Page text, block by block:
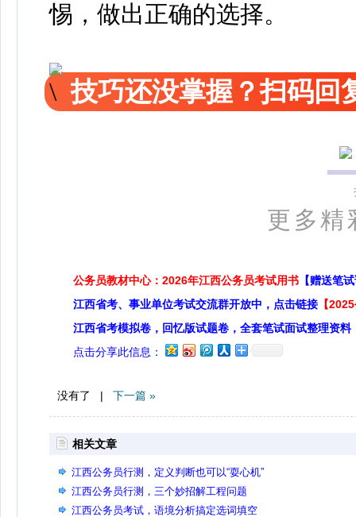
惕，做出正确的选择。
技巧还没掌握？扫码回
更多精
公务员教材中心：2026年江西公务员考试用书 【赠送笔
江西省考、事业单位考试交流群开放中，点击链接 【
江西省考模拟卷，回忆版试题卷，全套笔试面试整理资料
点击分享此信息：
没有了 | 下一篇 »
相关文章
江西公务员行测，定义判断也可以“耍心机”
江西公务员行测，三个妙招解工程问题
江西公务员考试，语境分析搞定选词填空